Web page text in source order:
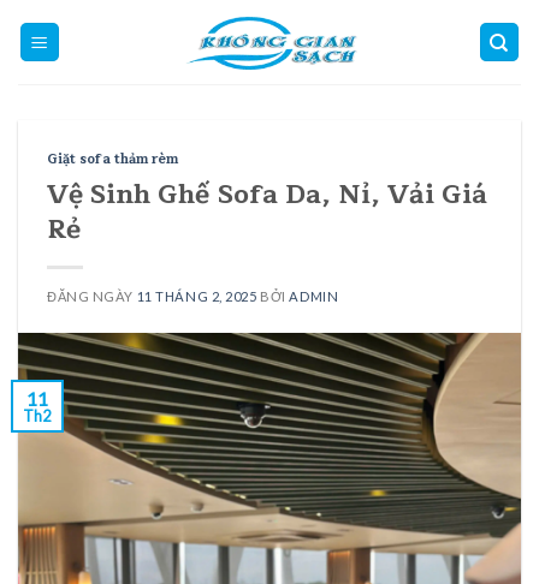
Giặt sofa thảm rèm
Vệ Sinh Ghế Sofa Da, Nỉ, Vải Giá
Rẻ
ĐĂNG NGÀY 11 THÁNG 2, 2025 BỞI ADMIN
11
Th2